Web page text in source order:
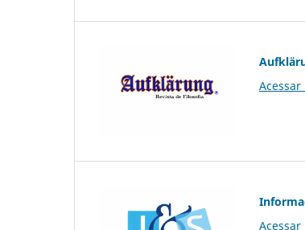
Acessar
Acessar